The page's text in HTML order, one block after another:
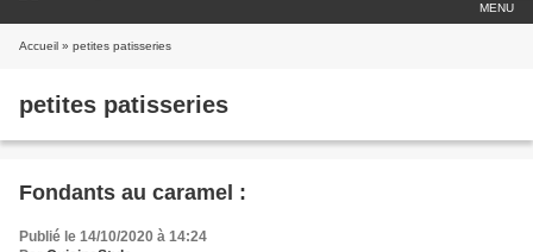
MENU
Accueil » petites patisseries
petites patisseries
Fondants au caramel :
Publié le 14/10/2020 à 14:24